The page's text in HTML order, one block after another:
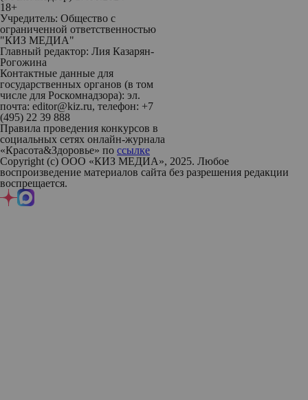
18+
Учредитель: Общество с
ограниченной ответственностью
"КИЗ МЕДИА"
Главный редактор: Лия Казарян-
Рогожина
Контактные данные для
государственных органов (в том
числе для Роскомнадзора): эл.
почта: editor@kiz.ru, телефон: +7
(495) 22 39 888
Правила проведения конкурсов в
социальных сетях онлайн-журнала
«Красота&Здоровье» по ссылке
Copyright (с) ООО «КИЗ МЕДИА», 2025. Любое
воспроизведение материалов сайта без разрешения редакции
воспрещается.